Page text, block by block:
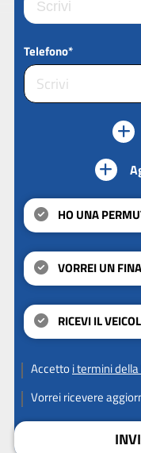
Telefono*
HO UNA
VORREI UN
RICEVI IL
Accettoi termini
Vorrei ricevere